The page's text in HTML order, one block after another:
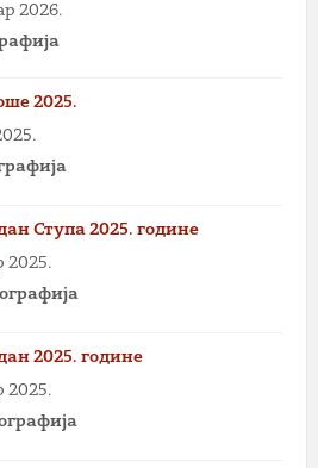
2026.
2025.
Ступа 2025. године
2025.
2025. године
2025.